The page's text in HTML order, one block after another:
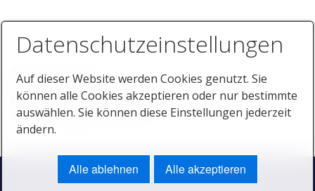
Bildnachweise
© Bilder/Fotos: Werner Frank, Kaufbeuren und
lizenzfreie Bilder von ZETA
Datenschutzeinstellungen
Auf dieser Website werden Cookies genutzt. Sie
können alle Cookies akzeptieren oder nur bestimmte
auswählen. Sie können diese Einstellungen jederzeit
ändern.
Alle ablehnen Alle akzeptieren